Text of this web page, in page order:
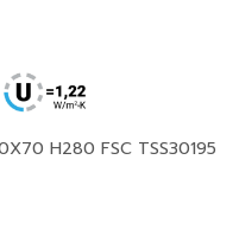
H280 FSC TSS30195